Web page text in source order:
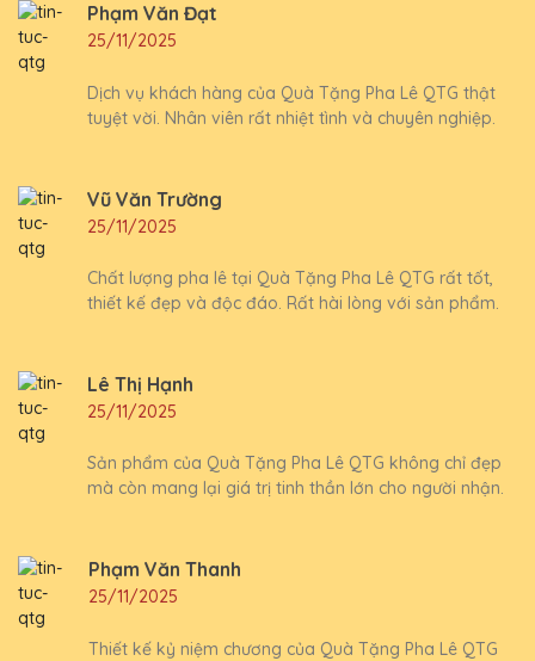
Phạm Văn Đạt
25/11/2025
Dịch vụ khách hàng của Quà Tặng Pha Lê QTG thật
tuyệt vời. Nhân viên rất nhiệt tình và chuyên nghiệp.
Vũ Văn Trường
25/11/2025
Chất lượng pha lê tại Quà Tặng Pha Lê QTG rất tốt,
thiết kế đẹp và độc đáo. Rất hài lòng với sản phẩm.
Lê Thị Hạnh
25/11/2025
Sản phẩm của Quà Tặng Pha Lê QTG không chỉ đẹp
mà còn mang lại giá trị tinh thần lớn cho người nhận.
Phạm Văn Thanh
25/11/2025
Thiết kế kỷ niệm chương của Quà Tặng Pha Lê QTG